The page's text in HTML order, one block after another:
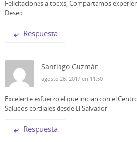
e
n
u
a
v
a
a
n
u
a
)
e
a
a
n
a
n
v
a
)
e
a
n
a
n
v
a
)
Felicitaciones a todxs, Compartamos
Deseo
Respuesta
Santiago Guzmán
agosto 26, 2017 en 11:50
Excelente esfuerzo el que inician con el
Saludos cordiales desde El Salvador
Respuesta